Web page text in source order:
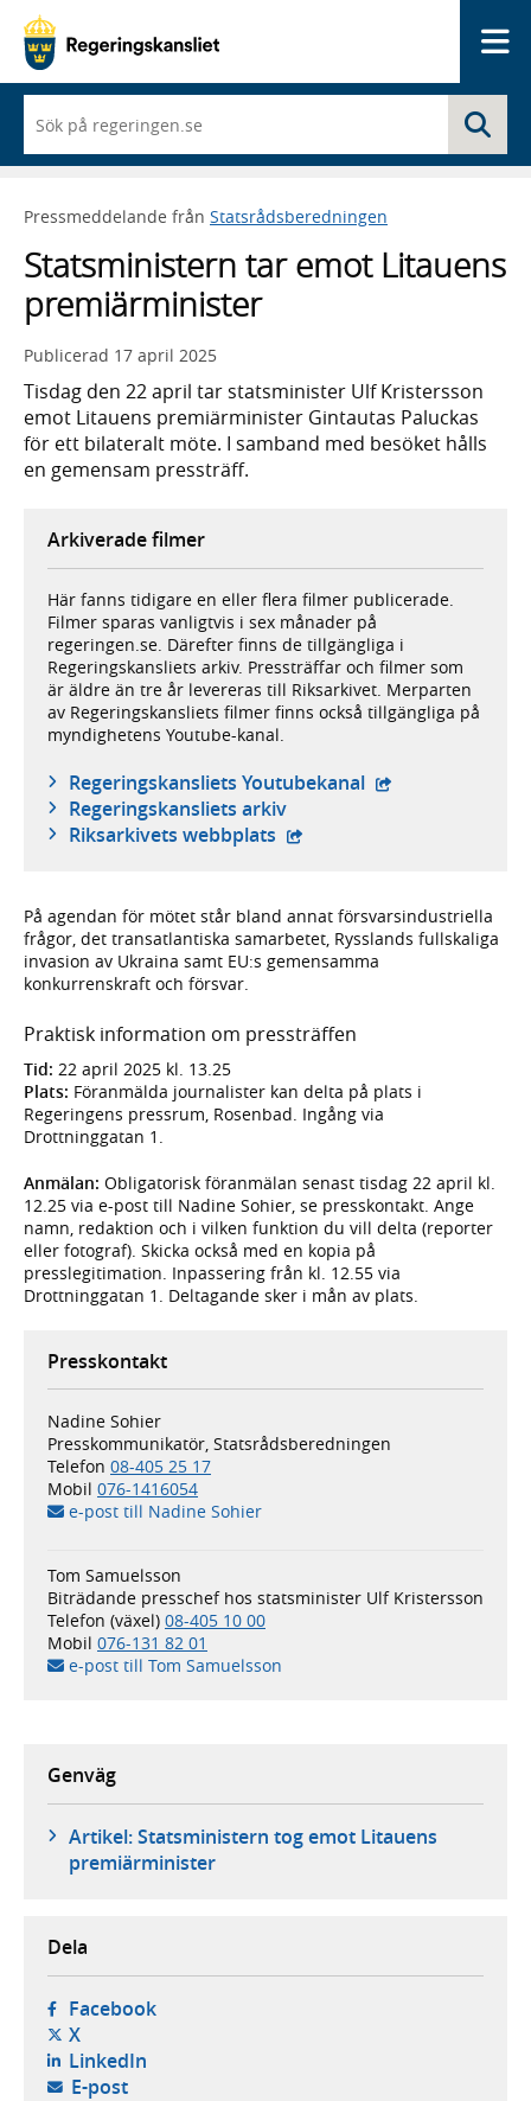
du
börjar
skriva
framträder
lista
med
sökförslag
Pressmeddelande från Statsrådsberedningen
Statsministern tar emot Litauens
premiärminister
Publicerad 17 april 2025
Tisdag den 22 april tar statsminister Ulf Kristersson
emot Litauens premiärminister Gintautas Paluckas
för ett bilateralt möte. I samband med besöket hålls
en gemensam pressträff.
Arkiverade filmer
Här fanns tidigare en eller flera filmer publicerade.
Filmer sparas vanligtvis i sex månader på
regeringen.se. Därefter finns de tillgängliga i
Regeringskansliets arkiv. Pressträffar och filmer som
är äldre än tre år levereras till Riksarkivet. Merparten
av Regeringskansliets filmer finns också tillgängliga på
myndighetens Youtube-kanal.
Regeringskansliets Youtubekanal - extern
Regeringskansliets arkiv
Riksarkivets webbplats - extern webbplats,
På agendan för mötet står bland annat försvarsindustriella
frågor, det transatlantiska samarbetet, Rysslands fullskaliga
invasion av Ukraina samt EU:s gemensamma
konkurrenskraft och försvar.
Praktisk information om pressträffen
Tid: 22 april 2025 kl. 13.25
Plats: Föranmälda journalister kan delta på plats i
Regeringens pressrum, Rosenbad. Ingång via
Drottninggatan 1.
Anmälan: Obligatorisk föranmälan senast tisdag 22 april kl.
12.25 via e-post till Nadine Sohier, se presskontakt. Ange
namn, redaktion och i vilken funktion du vill delta (reporter
eller fotograf). Skicka också med en kopia på
presslegitimation. Inpassering från kl. 12.55 via
Drottninggatan 1. Deltagande sker i mån av plats.
Presskontakt
Nadine Sohier
Presskommunikatör, Statsrådsberedningen
Telefon 08-405 25 17
Mobil 076-1416054
e-post till Nadine Sohier
Tom Samuelsson
Biträdande presschef hos statsminister Ulf Kristersson
Telefon (växel) 08-405 10 00
Mobil 076-131 82 01
e-post till Tom Samuelsson
Genväg
Artikel: Statsministern tog emot Litauens
premiärminister
Dela
Facebook- öppnas i ny flik, extern webbplats,
X- öppnas i ny flik, extern webbplats,
LinkedIn- öppnas i ny flik, extern webbplats,
E-post- öppnar din e-postklient,